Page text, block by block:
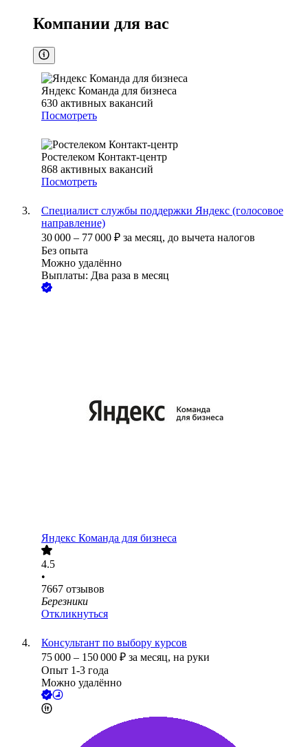
Компании для вас
Яндекс Команда для бизнеса
630 активных вакансий
Посмотреть
Ростелеком Контакт-центр
868 активных вакансий
Посмотреть
Специалист службы поддержки Яндекс (голосовое
направление)
30 000 – 77 000 ₽ за месяц, до вычета налогов
Без опыта
Можно удалённо
Выплаты: Два раза в месяц
Яндекс Команда для бизнеса
4.5
•
7667 отзывов
Березники
Откликнуться
Консультант по выбору курсов
75 000 – 150 000 ₽ за месяц, на руки
Опыт 1-3 года
Можно удалённо